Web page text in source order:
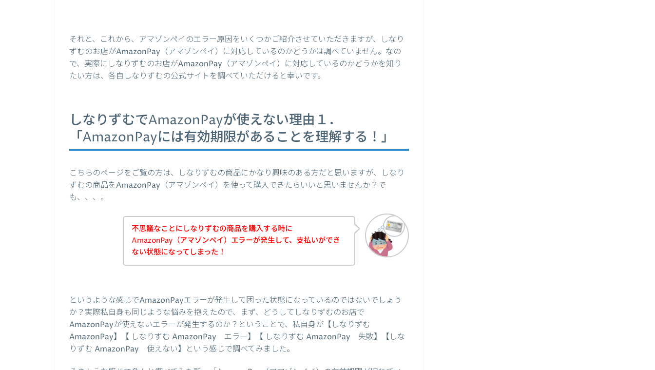
それと、これから、アマゾンペイのエラー原因をいくつかご紹介させていただきますが、しなり
ずむのお店がAmazonPay（アマゾンペイ）に対応しているのかどうかは調べていません。なの
で、実際にしなりずむのお店がAmazonPay（アマゾンペイ）に対応しているのかどうかを知り
たい方は、各自しなりずむの公式サイトを調べていただけると幸いです。
しなりずむでAmazonPayが使えない理由１．
「AmazonPayには有効期限があることを理解する！」
こちらのページをご覧の方は、しなりずむの商品にかなり興味のある方だと思いますが、しなり
ずむの商品をAmazonPay（アマゾンペイ）を使って購入できたらいいと思いませんか？で
も、、、。
不思議なことにしなりずむの商品を購入する時に
AmazonPay（アマゾンペイ）エラーが発生して、支払いができ
ない状態になってしまった！
というような感じでAmazonPayエラーが発生して困った状態になっているのではないでしょう
か？実際私自身も同じような悩みを抱えたので、まず、どうしてしなりずむのお店で
AmazonPayが使えないエラーが発生するのか？ということで、私自身が【しなりずむ
AmazonPay】【 しなりずむ AmazonPay エラー】【 しなりずむ AmazonPay 失敗】【しな
りずむ AmazonPay 使えない】という感じで調べてみました。